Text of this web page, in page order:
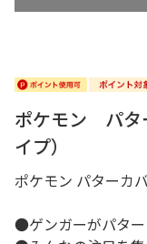
ポケモン パタ
イプ）
ポケモン パターカ
●ゲンガーがパタ